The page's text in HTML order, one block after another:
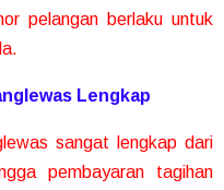
pelangan berlaku untuk
Lengkap
sangat lengkap dari
pembayaran tagihan